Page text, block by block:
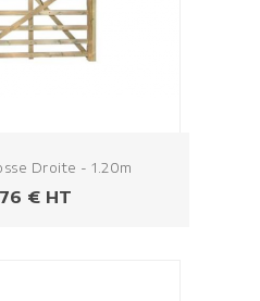
Droite - 1.20m
€ HT